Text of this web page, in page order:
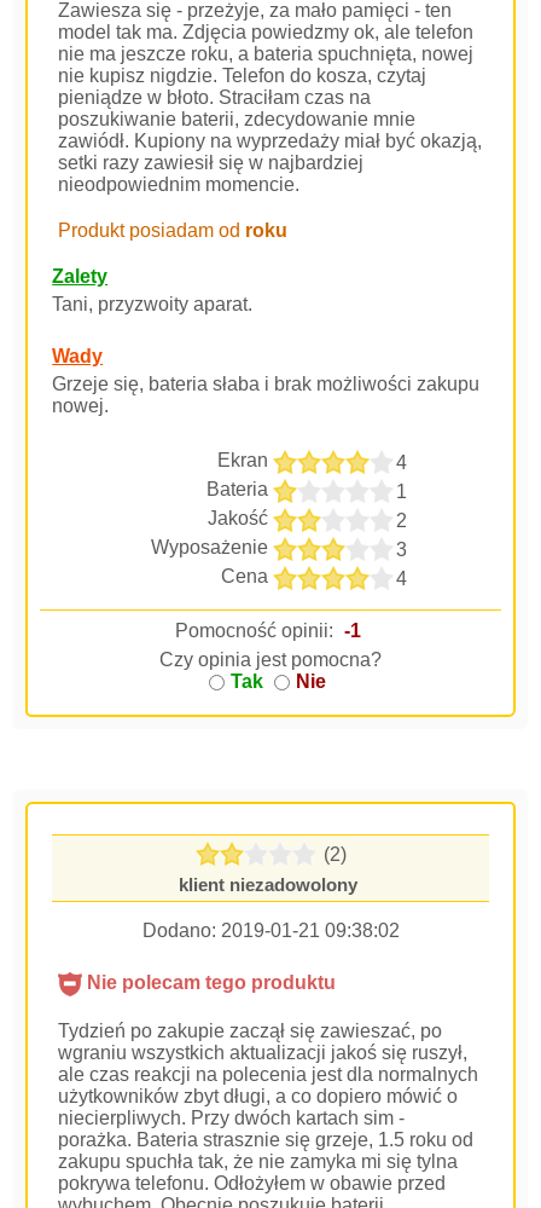
Zawiesza się - przeżyje, za mało pamięci - ten
model tak ma. Zdjęcia powiedzmy ok, ale telefon
nie ma jeszcze roku, a bateria spuchnięta, nowej
nie kupisz nigdzie. Telefon do kosza, czytaj
pieniądze w błoto. Straciłam czas na
poszukiwanie baterii, zdecydowanie mnie
zawiódł. Kupiony na wyprzedaży miał być okazją,
setki razy zawiesił się w najbardziej
nieodpowiednim momencie.
Produkt posiadam od roku
Zalety
Tani, przyzwoity aparat.
Wady
Grzeje się, bateria słaba i brak możliwości zakupu
nowej.
Ekran
4
Bateria
1
Jakość
2
Wyposażenie
3
Cena
4
Pomocność opinii: -1
Czy opinia jest pomocna?
Tak
Nie
(2)
klient niezadowolony
Dodano: 2019-01-21 09:38:02
Nie polecam tego produktu
Tydzień po zakupie zaczął się zawieszać, po
wgraniu wszystkich aktualizacji jakoś się ruszył,
ale czas reakcji na polecenia jest dla normalnych
użytkowników zbyt długi, a co dopiero mówić o
niecierpliwych. Przy dwóch kartach sim -
porażka. Bateria strasznie się grzeje, 1.5 roku od
zakupu spuchła tak, że nie zamyka mi się tylna
pokrywa telefonu. Odłożyłem w obawie przed